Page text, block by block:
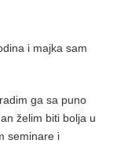
i majka sam
ga sa puno
želim biti bolja u
seminare i